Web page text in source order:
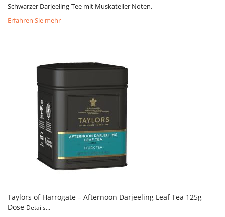
Schwarzer Darjeeling-Tee mit Muskateller Noten.
Erfahren Sie mehr
Taylors of Harrogate – Afternoon Darjeeling Leaf Tea 125g
Dose Details...